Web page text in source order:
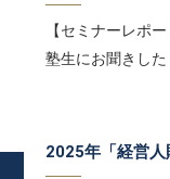
【セミナーレポ
塾生にお聞きし
2025年「経営人